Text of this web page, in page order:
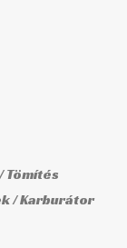
Tömítés
/ Karburátor